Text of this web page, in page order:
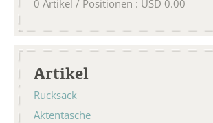
0 Artikel / Positionen : USD 0.00
Artikel
Rucksack
Aktentasche